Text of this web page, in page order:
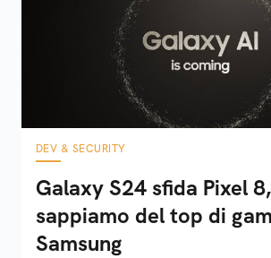
DEV & SECURITY
Galaxy S24 sfida Pixel
sappiamo del top di
Samsung